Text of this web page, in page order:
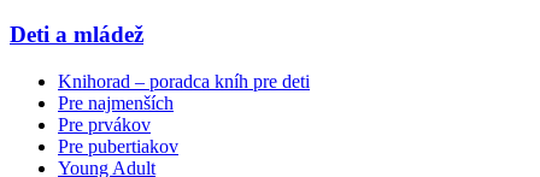
Deti a mládež
Knihorad – poradca kníh pre deti
Pre najmenších
Pre prvákov
Pre pubertiakov
Young Adult